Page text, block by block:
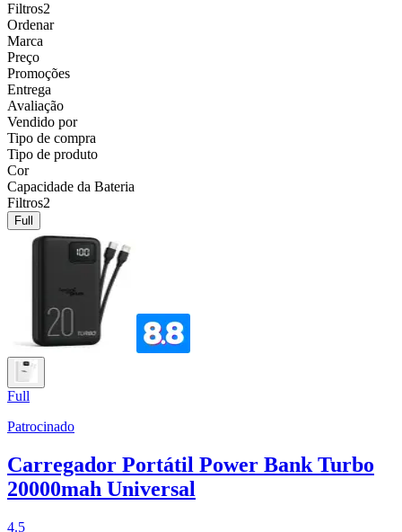
Filtros2
Ordenar
Marca
Preço
Promoções
Entrega
Avaliação
Vendido por
Tipo de compra
Tipo de produto
Cor
Capacidade da Bateria
Filtros2
Full
Full
Patrocinado
Carregador Portátil Power Bank Turbo
20000mah Universal
4.5